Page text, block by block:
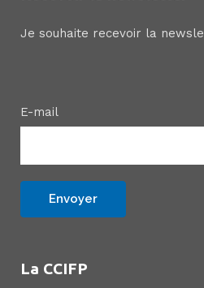
Je souhaite recevoir la
E-mail
La CCIFP